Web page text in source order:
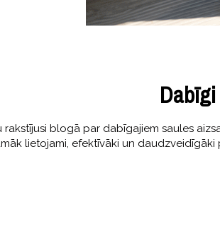
rakstījusi blogā par dabīgajiem saules
lietojami, efektīvāki un